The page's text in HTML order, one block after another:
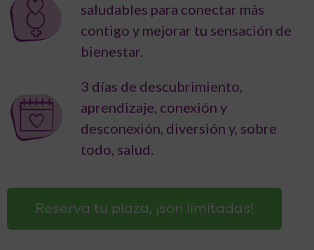
saludables para conectar más
contigo y mejorar tu sensación de
bienestar.
3 días de descubrimiento,
aprendizaje, conexión y
desconexión, diversión y, sobre
todo, salud.
Reserva tu plaza, ¡son limitadas!